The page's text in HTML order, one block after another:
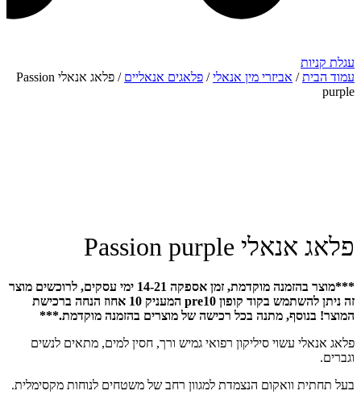
עגלת קניות
עמוד הבית/ אביזרי מין אנאלי/ פלאגים אנאליים
/ פלאג אנאלי Passion
purple
פלאג אנאלי Passion purple
***מוצר בהזמנה מוקדמת, זמן אספקה 14-21 ימי עסקים, לרוכשים מוצר
זה ניתן להשתמש בקוד קופון pre10 המעניק 10 אחוז הנחה ברכישת
המוצר! בנוסף, מתנה בכל רכישה של מוצרים בהזמנה מוקדמת.***
פלאג אנאלי עשוי סיליקון רפואי גמיש ורך, חסין למים, מתאים לנשים
וגברים.
בעל תחתית וואקום הנצמדת למגוון רחב של משטחים לנוחות מקסימלית.